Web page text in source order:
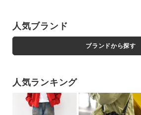
人気ブランド
ブランドから探す
人気ランキング